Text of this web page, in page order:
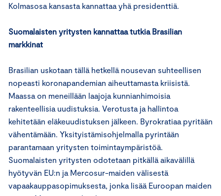
Kolmasosa kansasta kannattaa yhä presidenttiä.
Suomalaisten yritysten kannattaa tutkia Brasilian
markkinat
Brasilian uskotaan tällä hetkellä nousevan suhteellisen
nopeasti koronapandemian aiheuttamasta kriisistä.
Maassa on meneillään laajoja kunnianhimoisia
rakenteellisia uudistuksia. Verotusta ja hallintoa
kehitetään eläkeuudistuksen jälkeen. Byrokratiaa pyritään
vähentämään. Yksityistämisohjelmalla pyrintään
parantamaan yritysten toimintaympäristöä.
Suomalaisten yritysten odotetaan pitkällä aikavälillä
hyötyvän EU:n ja Mercosur-maiden välisestä
vapaakauppasopimuksesta, jonka lisää Euroopan maiden